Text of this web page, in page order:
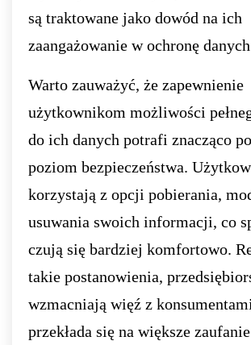
są traktowane jako dowód na ich
zaangażowanie w ochronę
Warto zauważyć, że zapewnienie
użytkownikom możliwości
do ich danych potrafi znacząco
poziom bezpieczeństwa.
korzystają z opcji pobierania,
usuwania swoich informacji, co
czują się bardziej komfortowo.
takie postanowienia,
wzmacniają więź z
przekłada się na większe